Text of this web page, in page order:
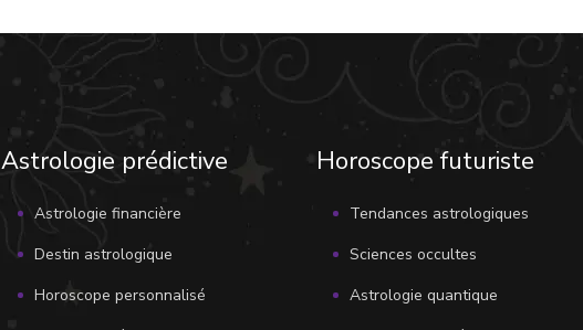
Astrologie prédictive
Astrologie financière
Destin astrologique
Horoscope personnalisé
Horoscope futuriste
Tendances astrologiques
Sciences occultes
Astrologie quantique